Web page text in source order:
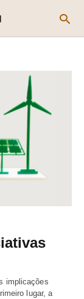
implicações
lugar, a